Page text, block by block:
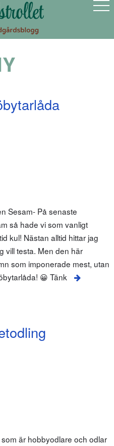
Sesam- På senaste
så hade vi som vanligt
kul! Nästan alltid hittar jag
vill testa. Men den här
som imponerade mest, utan
😀 Tänk
är hobbyodlare och odlar